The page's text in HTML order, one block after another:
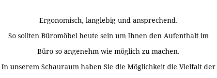
Ergonomisch, langlebig und ansprechend.
So sollten Büromöbel heute sein um Ihnen den Aufenthalt im
Büro so angenehm wie möglich zu machen.
In unserem Schauraum haben Sie die Möglichkeit die Vielfalt der